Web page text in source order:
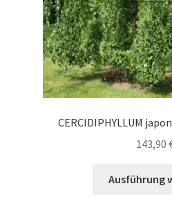
CERCIDIPHYLLUM
143,90
Ausführung